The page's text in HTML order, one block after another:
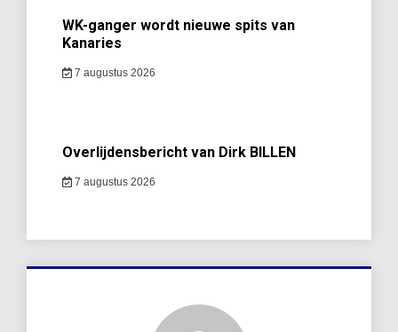
WK-ganger wordt nieuwe spits van
Kanaries
7 augustus 2026
Overlijdensbericht van Dirk BILLEN
7 augustus 2026